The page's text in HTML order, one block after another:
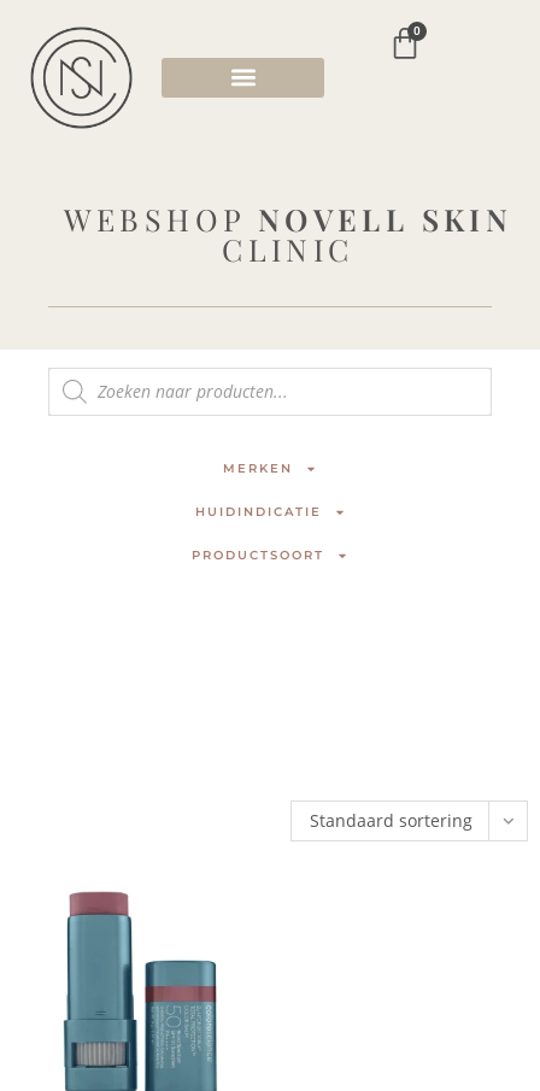
0
WEBSHOP NOVELL SKIN
CLINIC
MERKEN
HUIDINDICATIE
PRODUCTSOORT
Standaard sortering